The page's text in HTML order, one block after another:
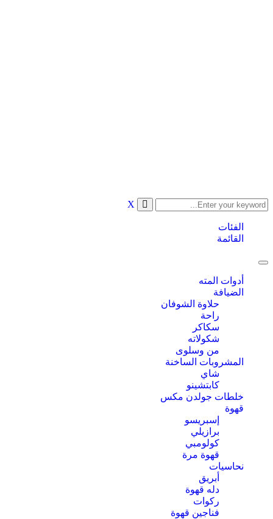
X
الفئات
القائمة
Toggle
navigationأدوات المته
الضيافة
حلاوة الشوفان
راحة
سكاكر
شكولاته
من وسلوى
المشروبات الساخنة
شاي
كابتشينو
خلطات جولدن مكس
قهوة
إسبريسو
برازيلي
كولومبي
قهوة مرة
نحاسيات
أبريق
‏دله قهوة
ركوات
فناجين قهوة